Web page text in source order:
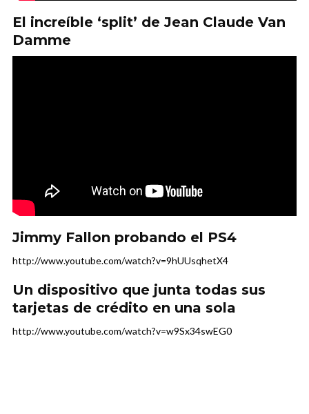
El increíble ‘split’ de Jean Claude Van
Damme
Jimmy Fallon probando el PS4
http://www.youtube.com/watch?v=9hUUsqhetX4
Un dispositivo que junta todas sus
tarjetas de crédito en una sola
http://www.youtube.com/watch?v=w9Sx34swEG0